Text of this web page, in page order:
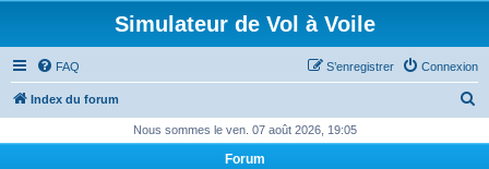
Simulateur de Vol à Voile
FAQ Connexion
S’enregistrer
Index du forum
Nous sommes le ven. 07 août 2026, 19:05
Forum